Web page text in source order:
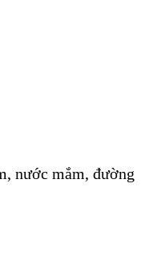
nước mắm, đường